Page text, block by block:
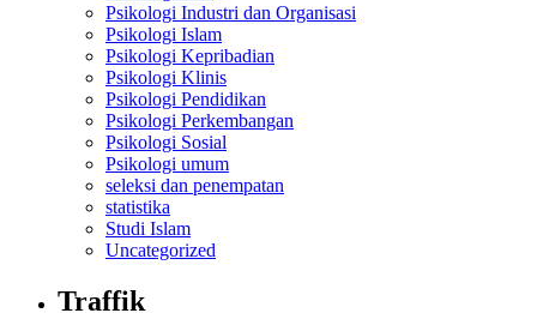
Psikologi Industri dan Organisasi
Psikologi Islam
Psikologi Kepribadian
Psikologi Klinis
Psikologi Pendidikan
Psikologi Perkembangan
Psikologi Sosial
Psikologi umum
seleksi dan penempatan
statistika
Studi Islam
Uncategorized
Traffik